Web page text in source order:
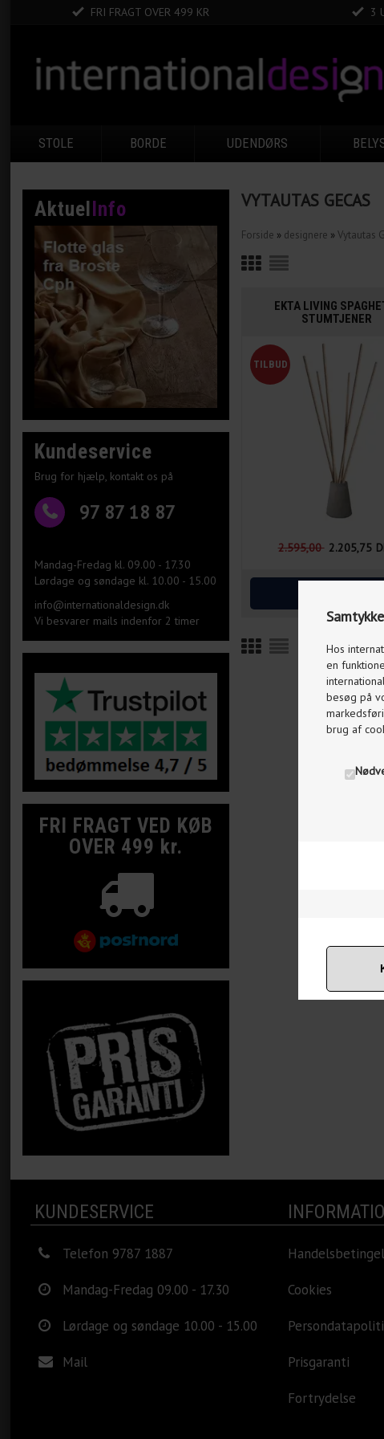
Hos
en
besøg på
brug af
FRI FRAGT OVER 499 KR 3
STOLE BORDE UDENDØRS
Aktuel Info
Kundeservice
Brug for hjælp, kontakt os på
97 87 18 87
Mandag-Fredag kl. 09.00 - 17.30
Lørdage og søndage kl. 10.00 - 15.00
info@internationaldesign.dk
Vi besvarer mails indenfor 2 timer
FRI FRAGT VED KØB
OVER 499 kr.
VYTAUTAS GECAS
Forside » designere »Vytautas
EKTA LIVING
STUMTJENER
2.595,00 2.205,75
KUNDESERVICE
Telefon 9787 1887
Mandag-Fredag 09.00 - 17.30
Lørdage og søndage 10.00 - 15.00
Mail
Cookies
Prisgaranti
Fortrydelse